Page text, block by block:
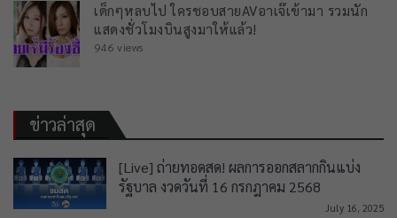
เด็กๆหลบไป ใครชอบสายAVอาเจ๊เข้ามา รวมนัก
แสดงชั่วโมงบินสูงมาให้แล้ว!
946 views
ข่าวล่าสุด
[Live] ถ่ายทอดสด! ผลการออกสลากกินแบ่ง
รัฐบาล งวดวันที่ 16 กรกฎาคม 2568
July 16, 2025